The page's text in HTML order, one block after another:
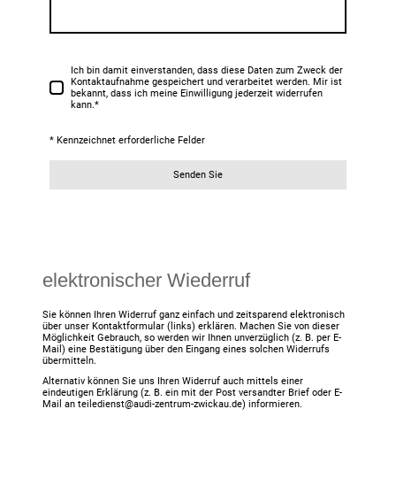
Ich bin damit einverstanden, dass diese Daten zum Zweck der
Kontaktaufnahme gespeichert und verarbeitet werden. Mir ist
bekannt, dass ich meine Einwilligung jederzeit widerrufen
kann.*
* Kennzeichnet erforderliche Felder
Senden Sie
elektronischer Wiederruf
Sie können Ihren Widerruf ganz einfach und zeitsparend elektronisch
über unser Kontaktformular (links) erklären. Machen Sie von dieser
Möglichkeit Gebrauch, so werden wir Ihnen unverzüglich (z. B. per E-
Mail) eine Bestätigung über den Eingang eines solchen Widerrufs
übermitteln.
Alternativ können Sie uns Ihren Widerruf auch mittels einer
eindeutigen Erklärung (z. B. ein mit der Post versandter Brief oder E-
Mail an teiledienst@audi-zentrum-zwickau.de) informieren.